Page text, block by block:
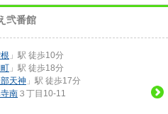
弐番館
」駅 徒歩10分
」駅 徒歩18分
天神 」駅 徒歩17分
南 ３丁目10-11